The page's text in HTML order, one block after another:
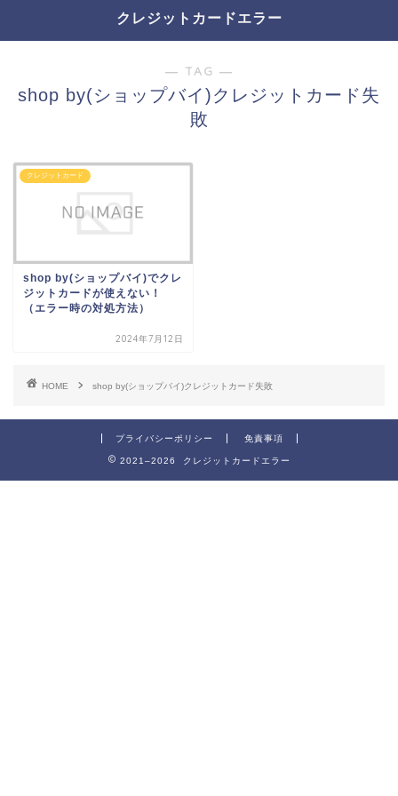
クレジットカードエラー
― TAG ―
shop by(ショップバイ)クレジットカード失
敗
クレジットカード
shop by(ショップバイ)でクレ
ジットカードが使えない！
（エラー時の対処方法）
2024年7月12日
HOME shop by(ショップバイ)クレジットカード失敗
プライバシーポリシー 免責事項
2021–2026 クレジットカードエラー